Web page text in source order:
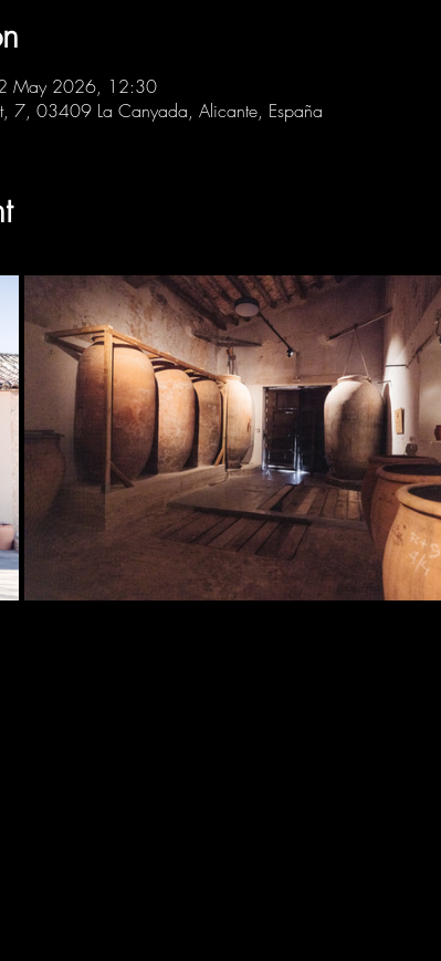
May 2026, 12:30
7, 03409 La Canyada, Alicante, España